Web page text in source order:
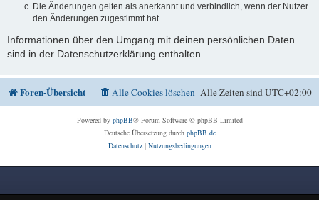
Die Änderungen gelten als anerkannt und verbindlich, wenn der Nutzer
den Änderungen zugestimmt hat.
Informationen über den Umgang mit deinen persönlichen Daten
sind in der Datenschutzerklärung enthalten.
Foren-Übersicht Alle Zeiten sindUTC+02:00
Alle Cookies löschen
Powered by phpBB® Forum Software © phpBB Limited
Deutsche Übersetzung durch phpBB.de
Datenschutz| Nutzungsbedingungen